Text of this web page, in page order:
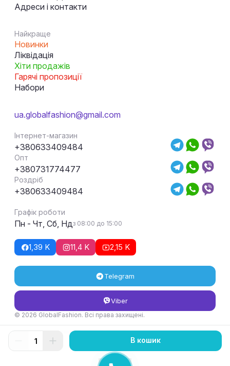
Адреси і контакти
Найкраще
Новинки
Ліквідація
Хіти продажів
Гарячі пропозиції
Набори
ua.globalfashion@gmail.com
Інтернет-магазин
+380633409484
Опт
+380731774477
Роздріб
+380633409484
Графік роботи
Пн - Чт, Сб, Ндз 08:00 до 15:00
1,39 K 11,4 K 2,15 K
Telegram
Viber
© 2026 GlobalFashion. Всі права захищені.
Умови повернення та обміну товару
В кошик